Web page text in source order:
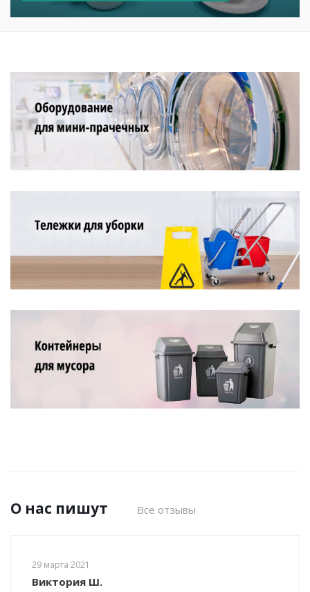
О нас пишут Все отзывы
29 марта 2021
Виктория Ш.